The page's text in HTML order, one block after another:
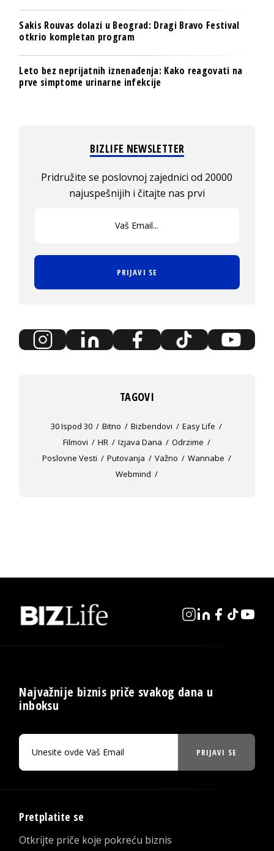
Sakis Rouvas dolazi u Beograd: Dragi Bravo Festival
otkrio kompletan program
Leto bez neprijatnih iznenađenja: Kako reagovati na
prve simptome urinarne infekcije
BIZLIFE NEWSLETTER
Pridružite se poslovnoj zajednici od 20000
najuspešnijih i čitajte nas prvi
PRIJAVI SE
TAGOVI
30 Ispod 30 Bitno Bizbendovi
Easy Life
Filmovi
HR Izjava Dana
Odrzime
Poslovne Vesti
Putovanja Važno
Wannabe
Webmind
Najvažnije biznis priče svakog dana u
inboksu
PRIJAVI SE
Pretplatite se
Otkrijte priče koje pokreću biznis